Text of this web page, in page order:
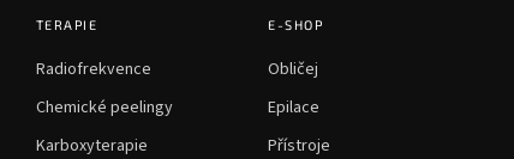
TERAPIE
Radiofrekvence
Chemické peelingy
Karboxyterapie
E-SHOP
Obličej
Epilace
Přístroje